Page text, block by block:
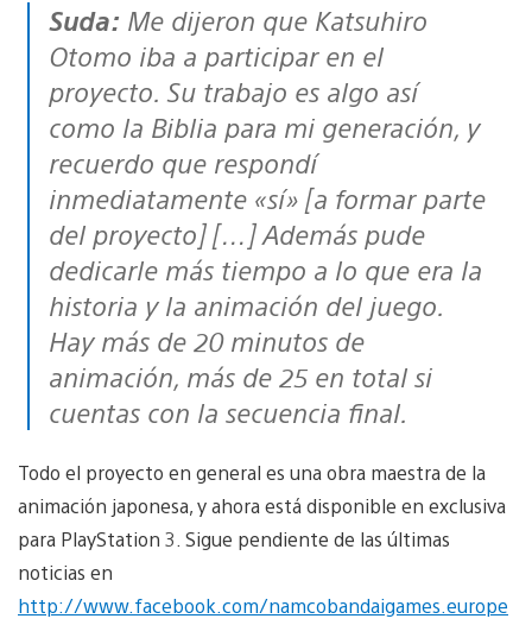
Suda: Me dijeron que Katsuhiro
Otomo iba a participar en el
proyecto. Su trabajo es algo así
como la Biblia para mi generación, y
recuerdo que respondí
inmediatamente «sí» [a formar parte
del proyecto] […] Además pude
dedicarle más tiempo a lo que era la
historia y la animación del juego.
Hay más de 20 minutos de
animación, más de 25 en total si
cuentas con la secuencia final.
Todo el proyecto en general es una obra maestra de la
animación japonesa, y ahora está disponible en exclusiva
para PlayStation 3. Sigue pendiente de las últimas
noticias en
http://www.facebook.com/namcobandaigames.europe